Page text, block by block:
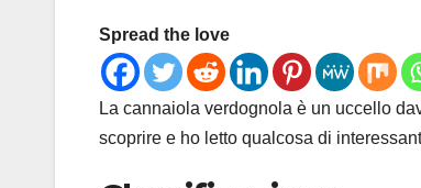
Spread the love
La cannaiola verdognola è un uccello
scoprire e ho letto qualcosa di